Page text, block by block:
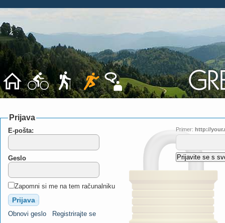
Prijava
E-pošta:
Geslo
Zapomni si me na tem računalniku
Obnovi geslo Registrirajte se
Primer: http://